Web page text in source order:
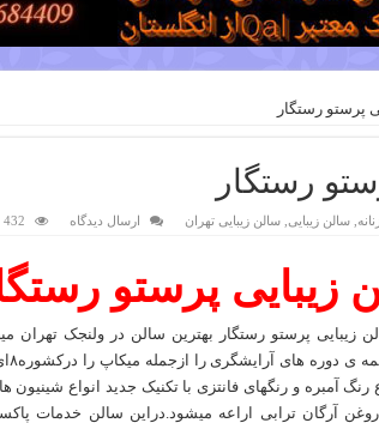
پرستو رستگار
رستگار
,سالن زیبایی ,سالن زیبایی تهران ارسال دیدگاه 432 بازدید
زیبایی پرستو
زیبایی پرستو رستگار بهترین سالن در ولنجک تهران
رنگ آمبره و رنگهای فانتزی با تکنیک جدید انواع
روغن آرگان ترابی اراعه میشود.دراین سالن خدمات